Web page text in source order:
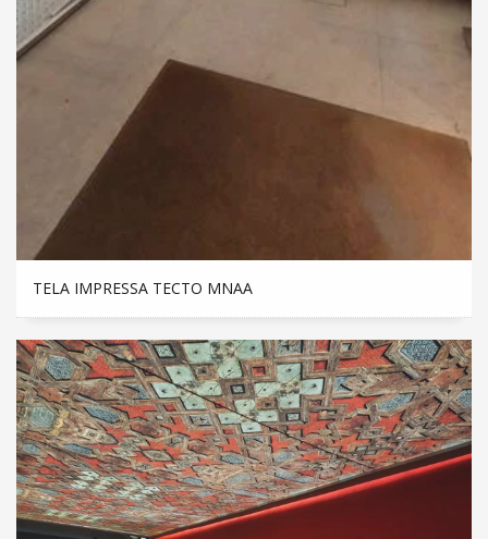
TELA IMPRESSA TECTO MNAA